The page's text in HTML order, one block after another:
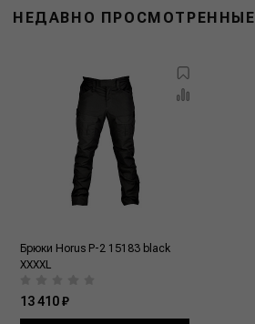
НЕДАВНО ПРОСМОТРЕННЫЕ
Брюки Horus P-2 15183 black
XXXXL
13 410 ₽